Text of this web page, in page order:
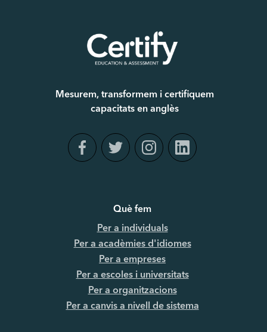
Mesurem, transformem i certifiquem
capacitats en anglès
Què fem
Per a individuals
Per a acadèmies d'idiomes
Per a empreses
Per a escoles i universitats
Per a organitzacions
Per a canvis a nivell de sistema